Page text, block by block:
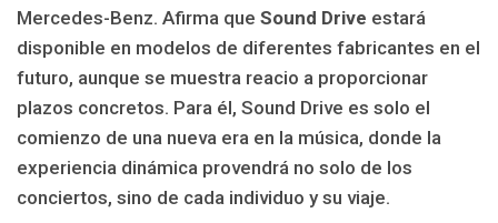
Mercedes-Benz. Afirma que Sound Drive estará
disponible en modelos de diferentes fabricantes en el
futuro, aunque se muestra reacio a proporcionar
plazos concretos. Para él, Sound Drive es solo el
comienzo de una nueva era en la música, donde la
experiencia dinámica provendrá no solo de los
conciertos, sino de cada individuo y su viaje.